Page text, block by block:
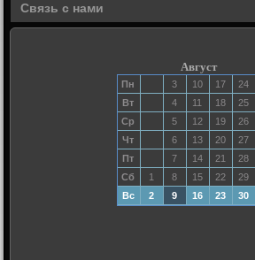
Связь с нами
Август
Пн 3 10 17 24
Вт
4 11 18
25
Ср
5 12 19
26
Чт
6 13 20
27
Пт
7 14 21
28
Сб
1 8 15 22
29
Вс
2 9 16 23 30